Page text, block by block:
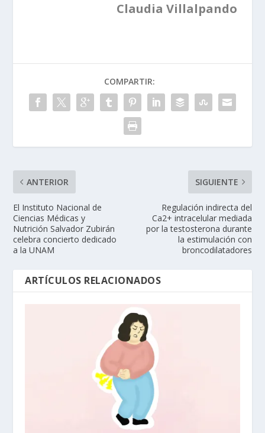
Claudia Villalpando
COMPARTIR:
ANTERIOR
El Instituto Nacional de
Ciencias Médicas y
Nutrición Salvador Zubirán
celebra concierto dedicado
a la UNAM
SIGUIENTE
Regulación indirecta del
Ca2+ intracelular mediada
por la testosterona durante
la estimulación con
broncodilatadores
ARTÍCULOS RELACIONADOS